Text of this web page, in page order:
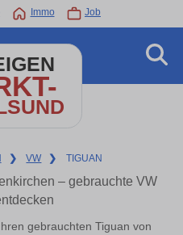
Immo Job
❯ VW ❯ TIGUAN
– gebrauchte VW
gebrauchten Tiguan von